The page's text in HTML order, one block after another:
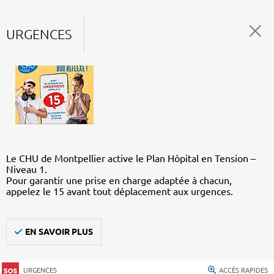
URGENCES
Le CHU de Montpellier active le Plan Hôpital en Tension –
Niveau 1.
Pour garantir une prise en charge adaptée à chacun,
appelez le 15 avant tout déplacement aux urgences.
EN SAVOIR PLUS
URGENCES ACCÈS RAPIDES